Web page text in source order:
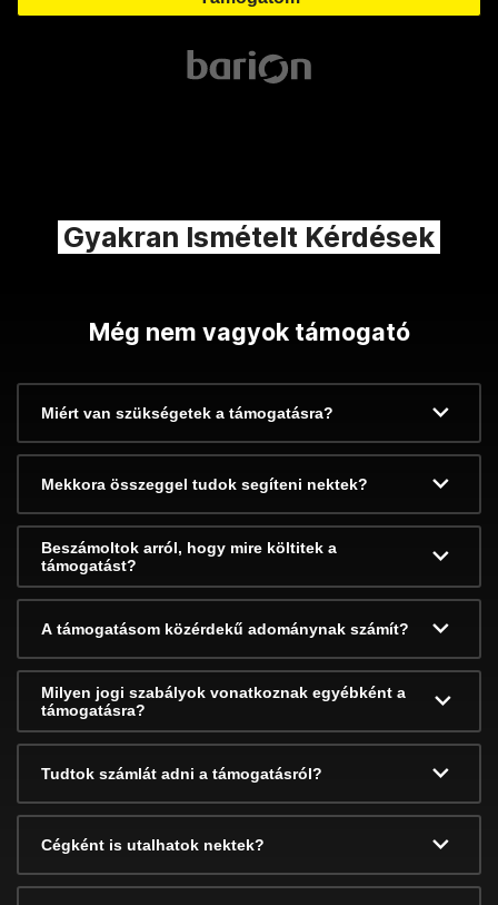
Gyakran Ismételt Kérdések
Még nem vagyok támogató
Miért van szükségetek a támogatásra?
Mekkora összeggel tudok segíteni nektek?
Beszámoltok arról, hogy mire költitek a
támogatást?
A támogatásom közérdekű adománynak számít?
Milyen jogi szabályok vonatkoznak egyébként a
támogatásra?
Tudtok számlát adni a támogatásról?
Cégként is utalhatok nektek?